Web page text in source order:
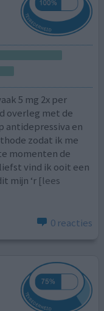
5 mg 2x per
overleg met de
antidepressiva en
zodat ik me
momenten de
vind ik ooit een
mijn ‘r [lees
0 reacties